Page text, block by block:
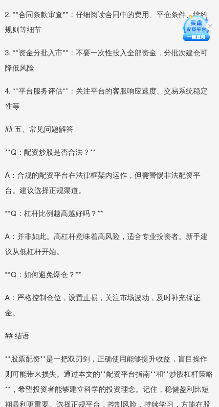
2. **合同条款审查**：仔细阅读合同中的费用、平仓条件、续约
规则等细节
3. **资金分批入市**：不要一次性投入全部资金，分批次建仓可
降低风险
4. **平台服务评估**：关注平台的客服响应速度、交易系统稳定
性等
## 五、常见问题解答
**Q：配资炒股是否合法？**
A：合规的配资平台在法律框架内运作，但需警惕非法配资平
台。建议选择正规渠道。
**Q：杠杆比例越高越好吗？**
A：并非如此。高杠杆意味着高风险，适合专业投资者。新手建
议从低杠杆开始。
**Q：如何避免爆仓？**
A：严格控制仓位，设置止损，关注市场波动，及时补充保证
金。
## 结语
**股票配资**是一把双刃剑，正确使用能够提升收益，盲目操作
则可能带来损失。通过本文的**配资平台指南**和**炒股杠杆策略
**，希望投资者能够建立科学的投资理念。记住，稳健盈利比短
期暴利更重要。选择正规平台，控制风险，持续学习，方能在股